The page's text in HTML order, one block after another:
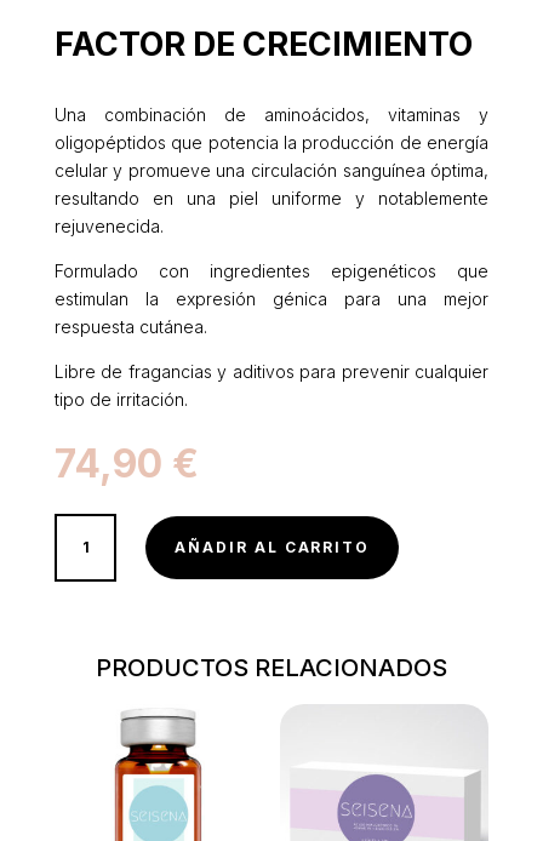
FACTOR DE CRECIMIENTO
Una combinación de aminoácidos, vitaminas y
oligopéptidos que potencia la producción de energía
celular y promueve una circulación sanguínea óptima,
resultando en una piel uniforme y notablemente
rejuvenecida.
Formulado con ingredientes epigenéticos que
estimulan la expresión génica para una mejor
respuesta cutánea.
Libre de fragancias y aditivos para prevenir cualquier
tipo de irritación.
74,90 €
CRECIMIENTO
AÑADIR AL CARRITO
PRODUCTOS RELACIONADOS